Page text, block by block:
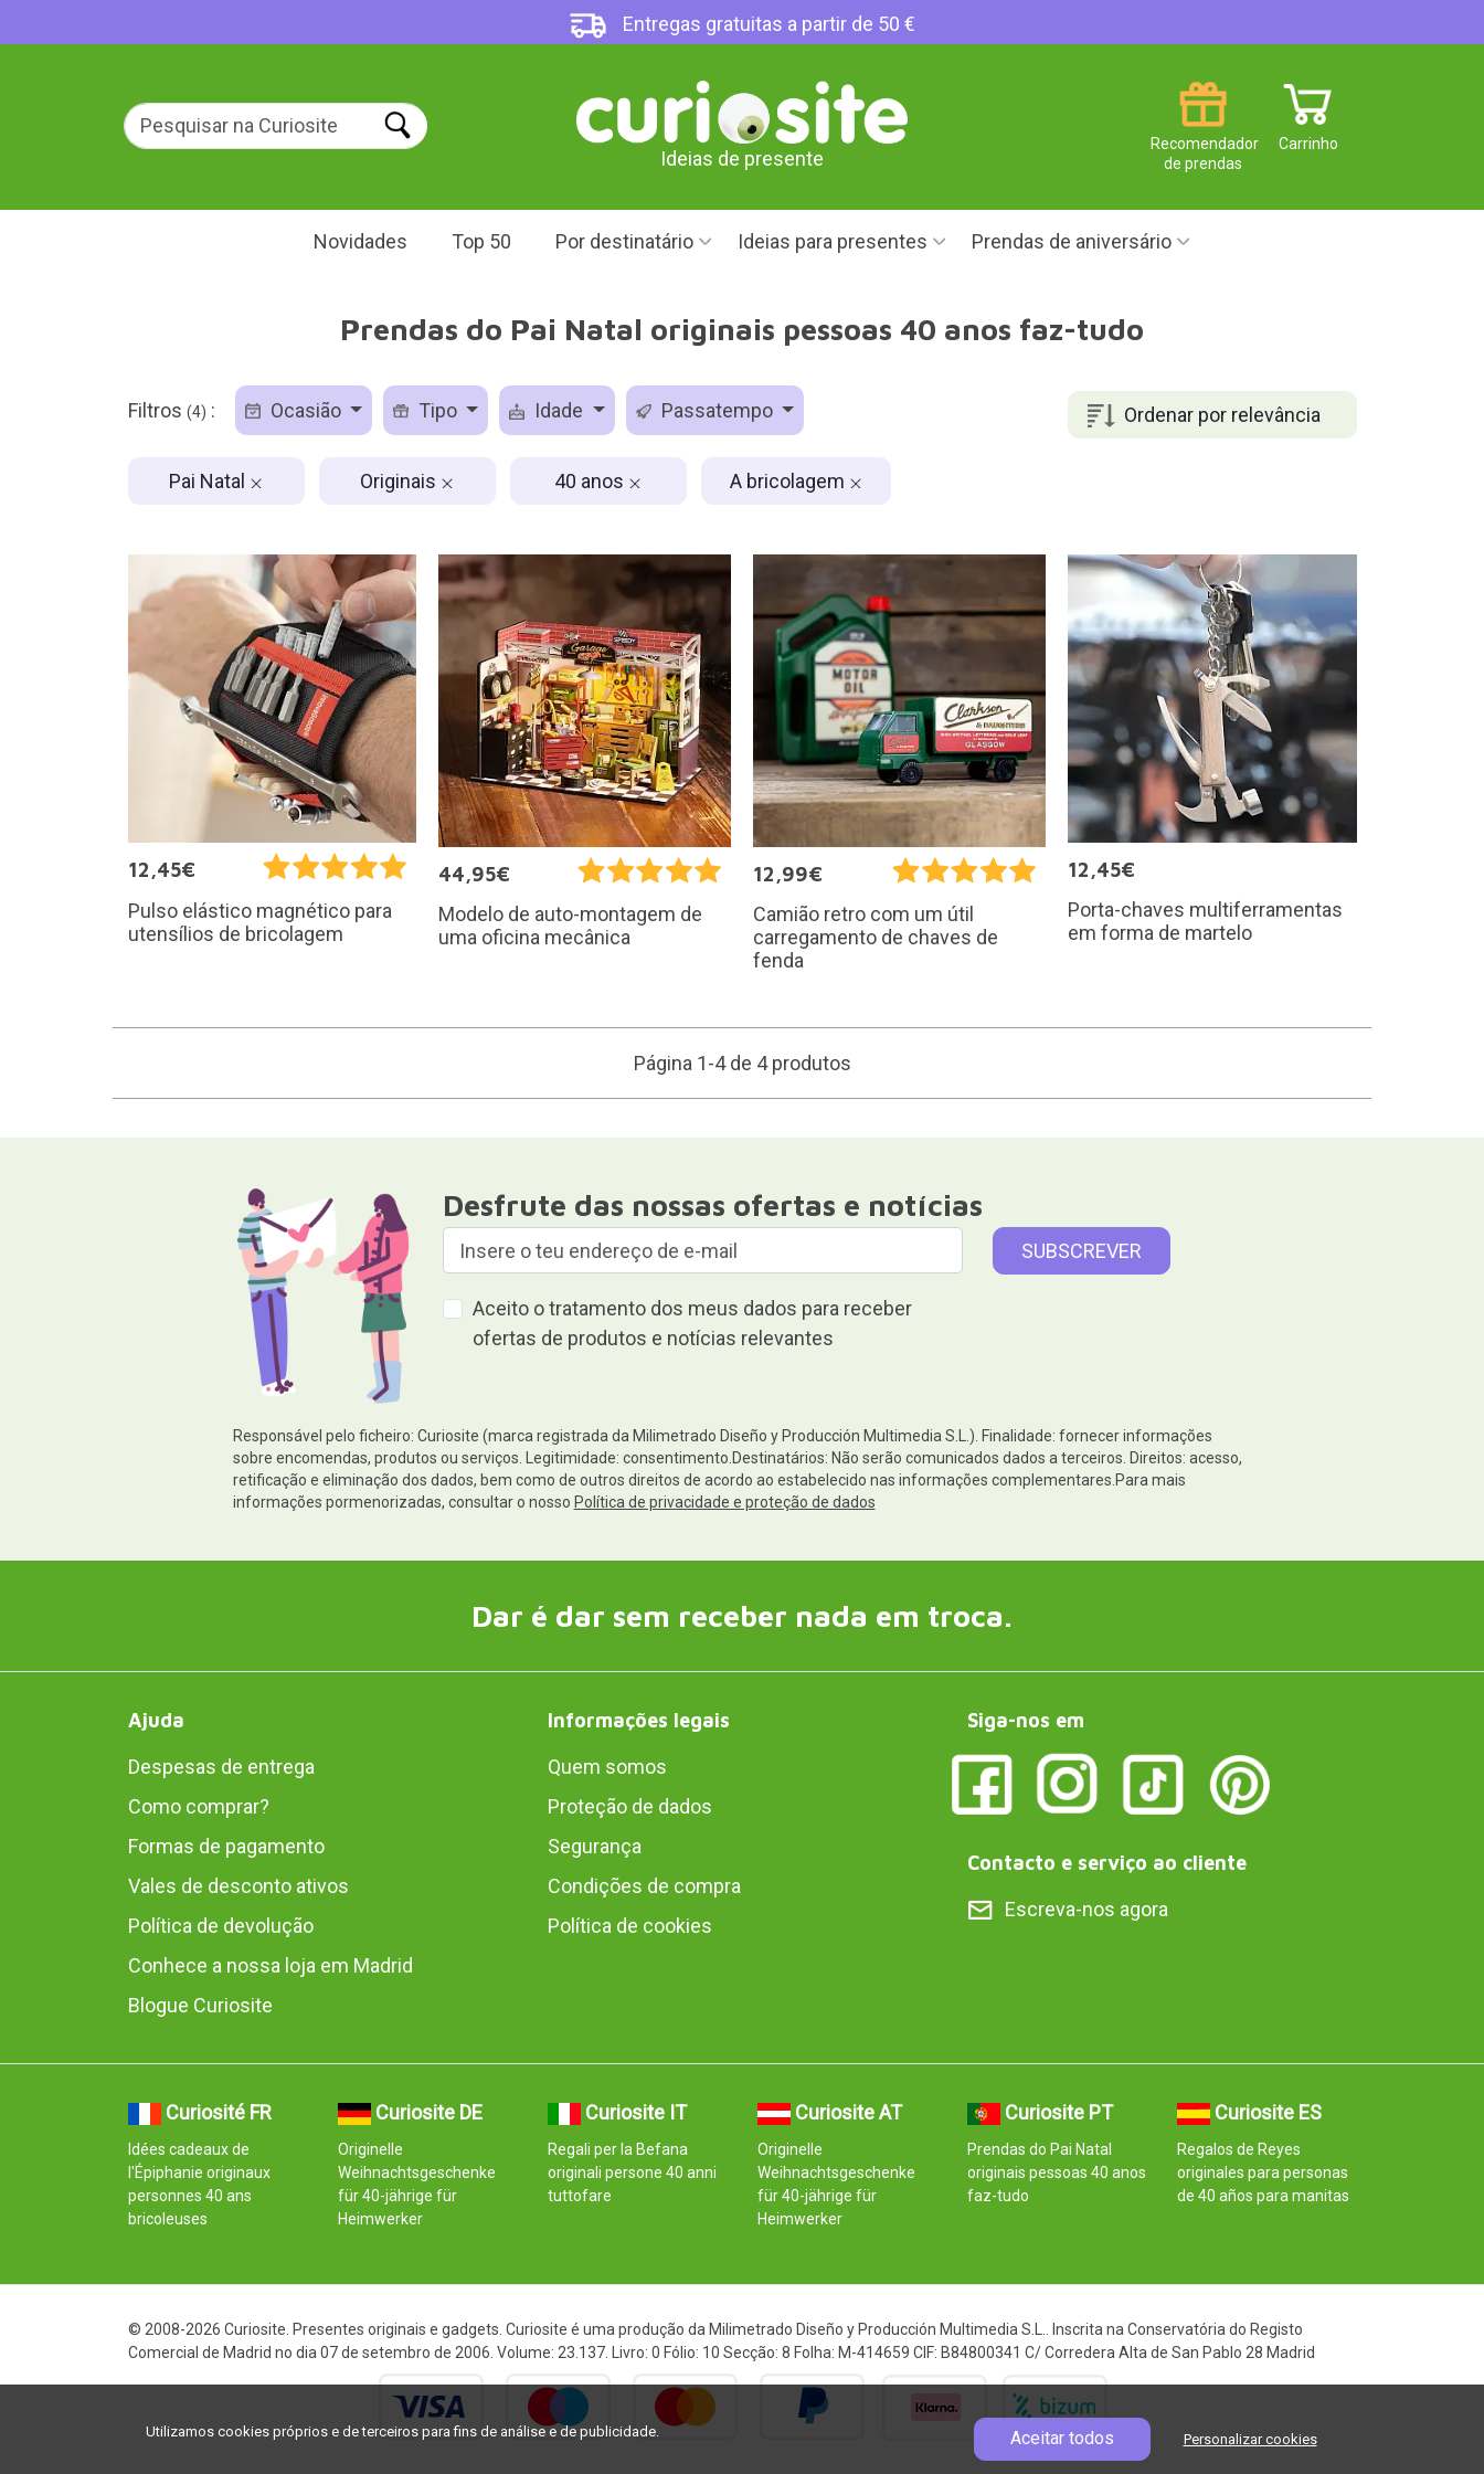
Entregas gratuitas a partir de 50 €
Ideias de presente
Carrinho
Recomendador
de prendas
Novidades Top 50 Por destinatário Ideias para presentes Prendas de aniversário
Prendas do Pai Natal originais pessoas 40 anos faz-tudo
Ordenar por relevância
Filtros (4) : Ocasião Tipo Idade Passatempo
Pai Natal Originais 40 anos A bricolagem
12,45€
Pulso elástico magnético para
utensílios de bricolagem
44,95€
Modelo de auto-montagem de
uma oficina mecânica
12,99€
Camião retro com um útil
carregamento de chaves de
fenda
12,45€
Porta-chaves multiferramentas
em forma de martelo
Página 1-4 de 4 produtos
Desfrute das nossas ofertas e notícias
Aceito o tratamento dos meus dados para receber
ofertas de produtos e notícias relevantes
Responsável pelo ficheiro: Curiosite (marca registrada da Milimetrado Diseño y Producción Multimedia S.L.). Finalidade: fornecer informações
sobre encomendas, produtos ou serviços. Legitimidade: consentimento.Destinatários: Não serão comunicados dados a terceiros. Direitos: acesso,
retificação e eliminação dos dados, bem como de outros direitos de acordo ao estabelecido nas informações complementares.Para mais
informações pormenorizadas, consultar o nosso Política de privacidade e proteção de dados
Dar é dar sem receber nada em troca.
Ajuda
Despesas de entrega
Como comprar?
Formas de pagamento
Vales de desconto ativos
Política de devolução
Conhece a nossa loja em Madrid
Blogue Curiosite
Informações legais
Quem somos
Proteção de dados
Segurança
Condições de compra
Política de cookies
Siga-nos em
Contacto e serviço ao cliente
Escreva-nos agora
Curiosité FR
Idées cadeaux de
l'Épiphanie originaux
personnes 40 ans
bricoleuses
Curiosite DE
Originelle
Weihnachtsgeschenke
für 40-jährige für
Heimwerker
Curiosite IT
Regali per la Befana
originali persone 40 anni
tuttofare
Curiosite AT
Originelle
Weihnachtsgeschenke
für 40-jährige für
Heimwerker
Curiosite PT
Prendas do Pai Natal
originais pessoas 40 anos
faz-tudo
Curiosite ES
Regalos de Reyes
originales para personas
de 40 años para manitas
© 2008-2026 Curiosite. Presentes originais e gadgets. Curiosite é uma produção da Milimetrado Diseño y Producción Multimedia S.L.. Inscrita na Conservatória do Registo
Comercial de Madrid no dia 07 de setembro de 2006. Volume: 23.137. Livro: 0 Fólio: 10 Secção: 8 Folha: M-414659 CIF: B84800341 C/ Corredera Alta de San Pablo 28 Madrid
Utilizamos cookies próprios e de terceiros para fins de análise e de publicidade. Aceitar todos Personalizar cookies